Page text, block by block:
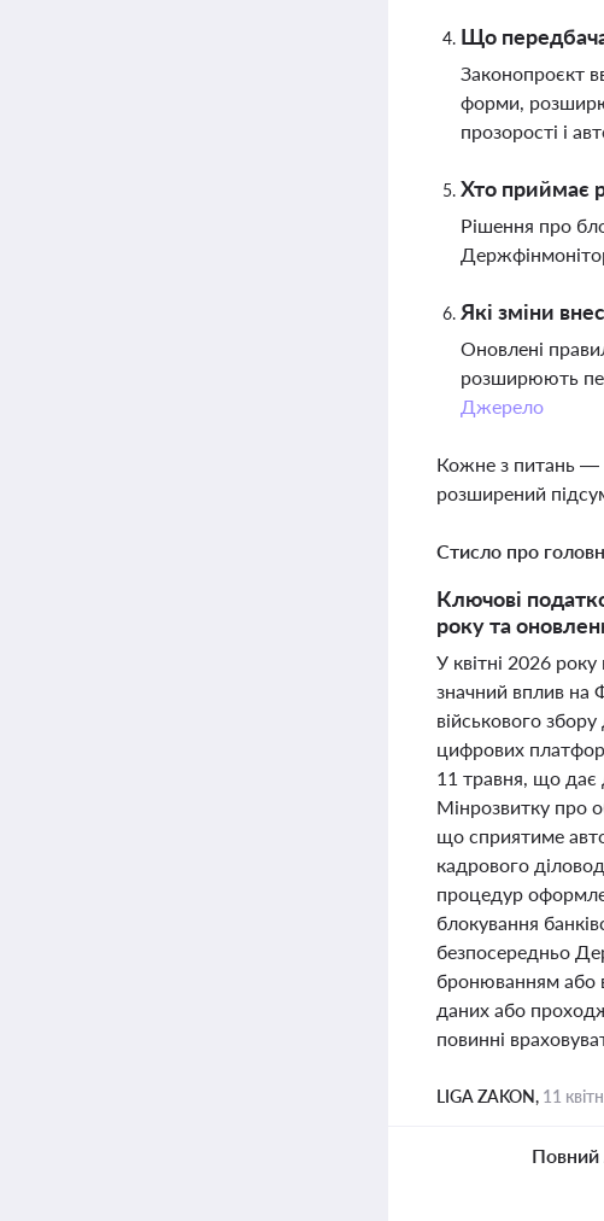
Що
Законопроєкт
форми,
прозорості і
Хто приймає
Рішення про
Які зміни
Оновлені
розширюють
Джерело
Кожне з питань —
розширений
Стисло про
Ключові
року та
У квітні 2026 року
значний вплив на
військового
цифрових
11 травня, що дає
Мінрозвитку про
що сприятиме
кадрового
процедур
блокування
безпосередньо
бронюванням або
даних або
повинні
LIGA ZAKON, 11
Повний